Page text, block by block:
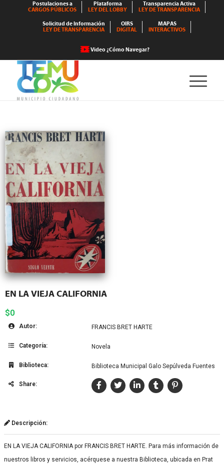
Postulaciones a
CARGOS PÚBLICOS
Plataforma
LEY DEL LOBBY
Transparencia Activa
LEY DE TRANSPARENCIA
Solicitud de Información
LEY DE TRANSPARENCIA
OIRS
DIGITAL
MAPAS
INTERACTIVOS
Video ¿Cómo Navegar?
EN LA VIEJA CALIFORNIA
$0
Autor: FRANCIS BRET HARTE
Categoría: Novela
Biblioteca: Biblioteca Municipal Galo Sepúlveda Fuentes
Share:
Descripción:
EN LA VIEJA CALIFORNIA por FRANCIS BRET HARTE. Para más información de
nuestros libros y servicios, acérquese a nuestra Biblioteca, ubicada en Prat